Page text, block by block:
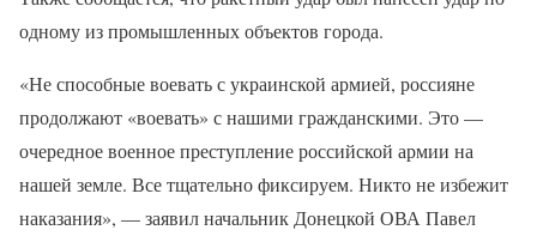
одному из промышленных объектов города.
«Не способные воевать с украинской армией, россияне
продолжают «воевать» с нашими гражданскими. Это —
очередное военное преступление российской армии на
нашей земле. Все тщательно фиксируем. Никто не избежит
наказания», — заявил начальник Донецкой ОВА Павел